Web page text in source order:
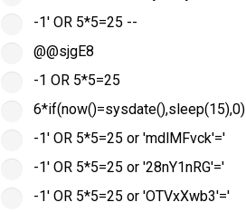
-1' OR 5*5=25 --
@@sjgE8
-1 OR 5*5=25
6*if(now()=sysdate(),sleep(15),0)
-1' OR 5*5=25 or 'mdlMFvck'='
-1' OR 5*5=25 or '28nY1nRG'='
-1' OR 5*5=25 or 'OTVxXwb3'='